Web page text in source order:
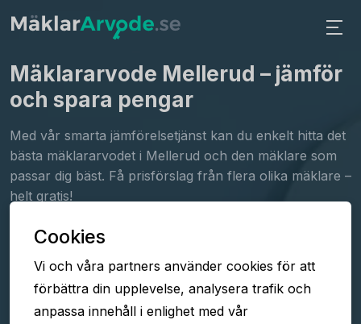
Mäklararvode Mellerud – jämför
och spara pengar
Med vår smarta jämförelsetjänst kan du enkelt hitta det
bästa mäklararvodet i Mellerud och den mäklare som
passar dig bäst. Få prisförslag från flera olika mäklare –
helt gratis!
Fyll i formuläret
Jämför arvoden
Välj mäklare
Cookies
Vi och våra partners använder cookies för att
förbättra din upplevelse, analysera trafik och
anpassa innehåll i enlighet med vår